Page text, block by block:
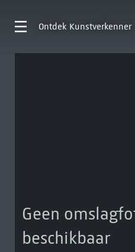
Ontdek Kunstverkenner
Geen
beschikbaar